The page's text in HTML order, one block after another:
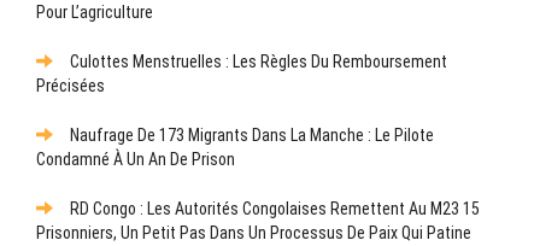
Pour L’agriculture
Culottes Menstruelles : Les Règles Du Remboursement
Précisées
Naufrage De 173 Migrants Dans La Manche : Le Pilote
Condamné À Un An De Prison
RD Congo : Les Autorités Congolaises Remettent Au M23 15
Prisonniers, Un Petit Pas Dans Un Processus De Paix Qui Patine